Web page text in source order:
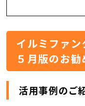
イルミファ
５月版のお
活用事例のご